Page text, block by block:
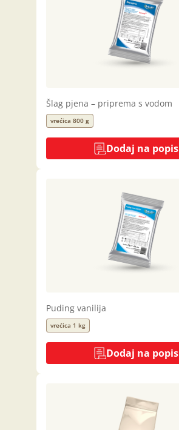
Šlag pjena – priprema s vodom
vrećica 800 g
Dodaj na popis
Puding vanilija
vrećica 1 kg
Dodaj na popis